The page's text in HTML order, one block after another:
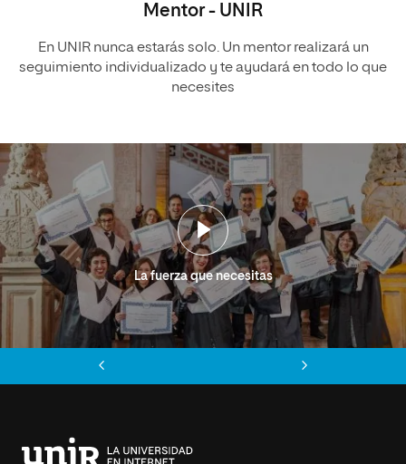
Mentor - UNIR
En UNIR nunca estarás solo. Un mentor realizará un
seguimiento individualizado y te ayudará en todo lo que
necesites
La fuerza que necesitas